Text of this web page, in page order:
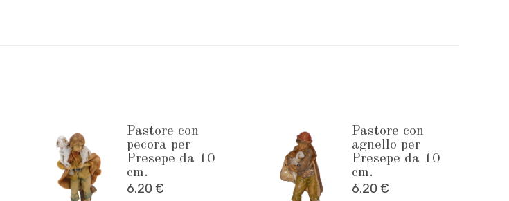
Pastore con
pecora per
Presepe da 10
cm.
6,20 €
Pastore con
agnello per
Presepe da 10
cm.
6,20 €